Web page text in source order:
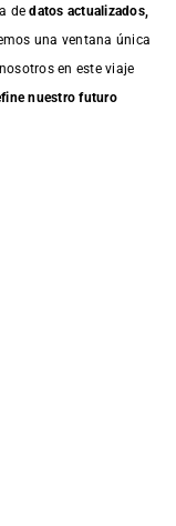
dedatos actualizados,
una ventana única
en este viaje
nuestro futuro